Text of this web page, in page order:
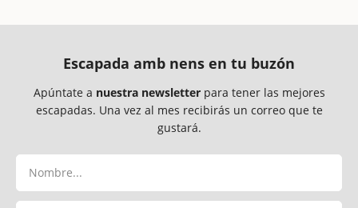
Escapada amb nens en tu buzón
Apúntate a nuestra newsletterpara tener las mejores
escapadas. Una vez al mes recibirás un correo que te
gustará.